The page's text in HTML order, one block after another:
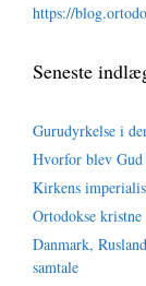
https://
Seneste
Gurudyrkelse i
Hvorfor blev Gud
Kirkens
Ortodokse
Danmark,
samtale